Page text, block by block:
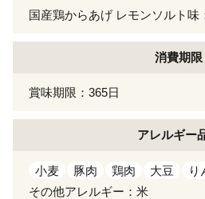
国産鶏からあげ レモンソルト味
消費期限
賞味期限：365日
アレルギー
小麦 豚肉 鶏肉 大豆
り
その他アレルギー：米